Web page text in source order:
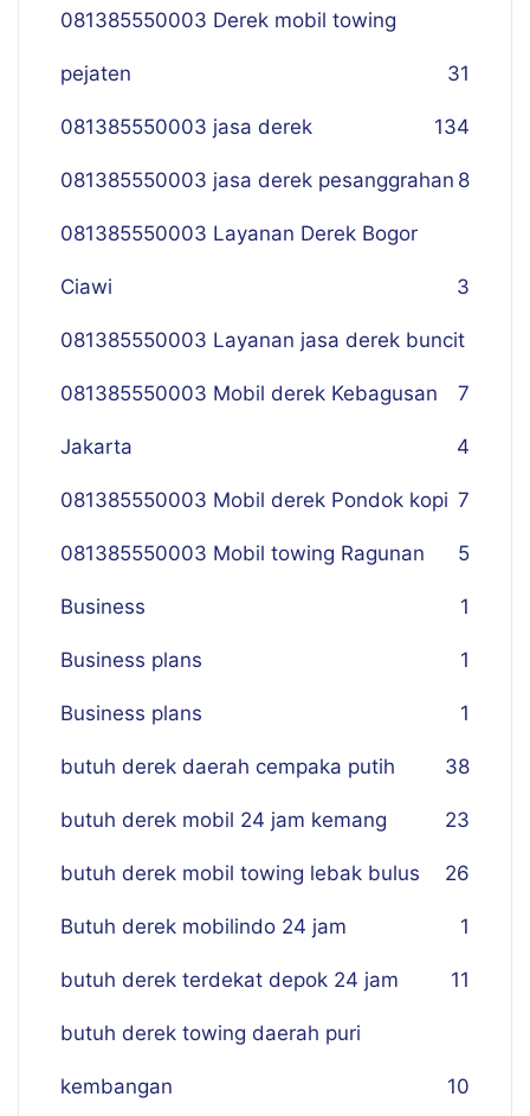
081385550003 Derek mobil towing
pejaten 31
081385550003 jasa derek 134
081385550003 jasa derek pesanggrahan 8
081385550003 Layanan Derek Bogor
Ciawi 3
081385550003 Layanan jasa derek buncit
7
081385550003 Mobil derek Kebagusan
Jakarta 4
081385550003 Mobil derek Pondok kopi 7
081385550003 Mobil towing Ragunan 5
Business 1
Business plans 1
Business plans 1
butuh derek daerah cempaka putih 38
butuh derek mobil 24 jam kemang 23
butuh derek mobil towing lebak bulus 26
Butuh derek mobilindo 24 jam 1
butuh derek terdekat depok 24 jam 11
butuh derek towing daerah puri
kembangan 10